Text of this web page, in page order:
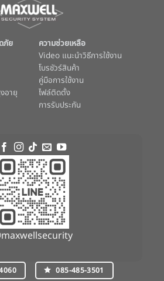
ภัย
อายุ
ความช่วยเหลือ
Video แนะนำวิธีการใช้งาน
โบรชัวร์สินค้า
คู่มือการใช้งาน
ไฟล์ติดตั้ง
การรับประกัน
085-485-3501